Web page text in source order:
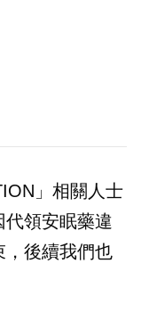
」相關人士
領安眠藥違
，後續我們也